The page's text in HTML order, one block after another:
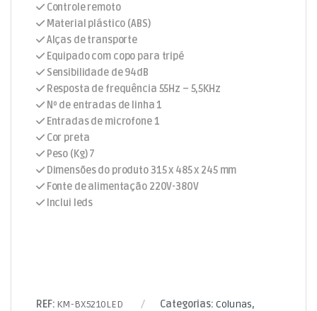
Controle remoto
Material plástico (ABS)
Alças de transporte
Equipado com copo para tripé
Sensibilidade de 94dB
Resposta de frequência 55Hz – 5,5KHz
Nº de entradas de linha 1
Entradas de microfone 1
Cor preta
Peso (Kg) 7
Dimensões do produto 315 x 485 x 245 mm
Fonte de alimentação 220V-380V
Inclui leds
REF: KM-BX5210LED Categorias: Colunas,